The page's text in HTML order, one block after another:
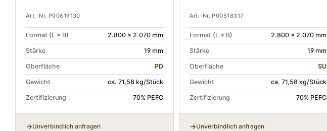
Art.-Nr. P00619130
Format (L × B) 2.800 × 2.070 mm
Stärke 19 mm
Oberfläche PD
Gewicht ca. 71,58 kg/Stück
Zertifizierung 70% PEFC
Unverbindlich anfragen
Art.-Nr. P00518317
Format (L × B) 2.800 × 2.070 mm
Stärke 19 mm
Oberfläche SU
Gewicht ca. 71,58 kg/Stück
Zertifizierung 70% PEFC
Unverbindlich anfragen